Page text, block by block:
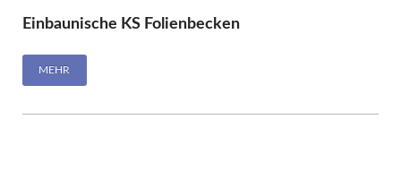
Einbaunische KS Folienbecken
MEHR